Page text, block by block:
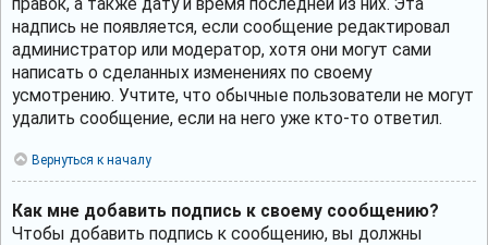
правок, а также дату и время последней из них. Эта
надпись не появляется, если сообщение редактировал
администратор или модератор, хотя они могут сами
написать о сделанных изменениях по своему
усмотрению. Учтите, что обычные пользователи не могут
удалить сообщение, если на него уже кто-то ответил.
Вернуться к началу
Как мне добавить подпись к своему сообщению?
Чтобы добавить подпись к сообщению, вы должны